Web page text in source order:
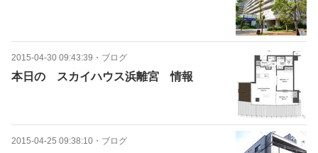
2015-04-30 09:43:39 ・ ブログ
本日の スカイハウス浜離宮 情報
2015-04-25 09:38:10 ・ ブログ